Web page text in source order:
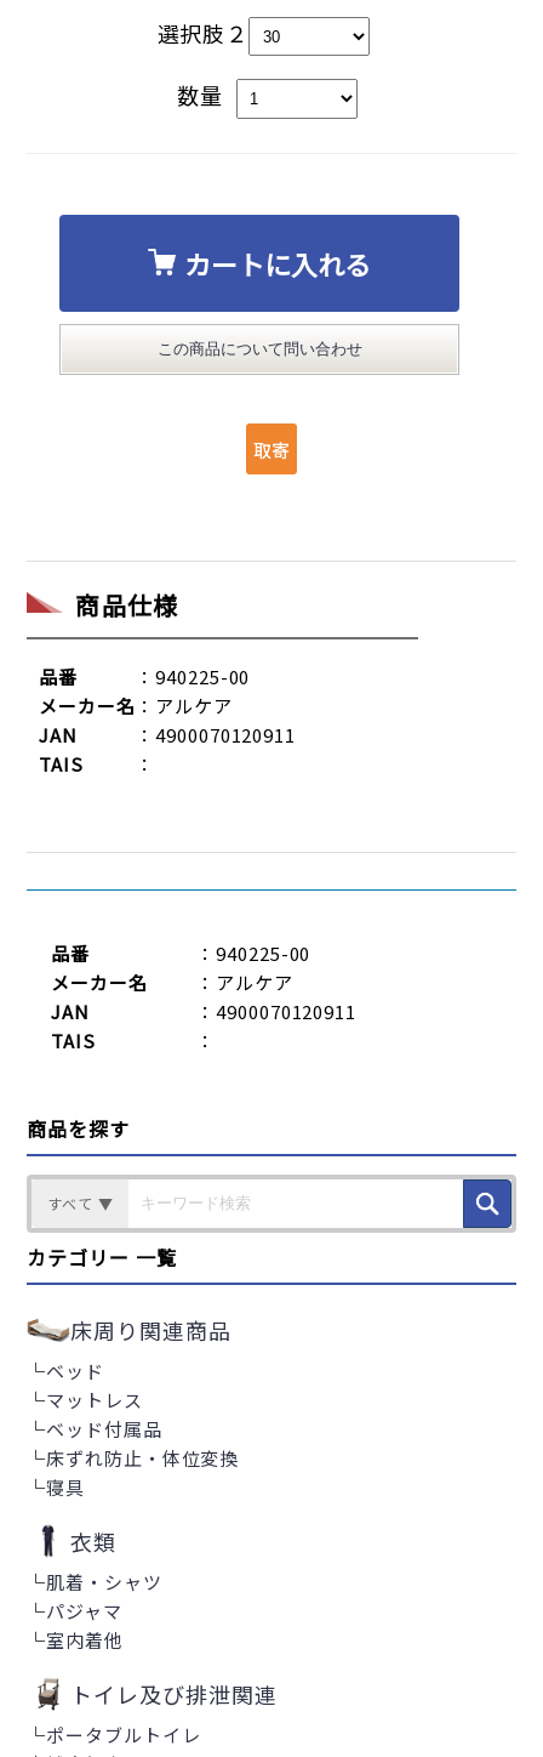
選択肢２
数量
カートに入れる
この商品について問い合わせ
商品仕様
品番
：940225-00
メーカー名 ：アルケア
JAN
：4900070120911
TAIS
：
品番
：940225-00
メーカー名
：アルケア
JAN
：4900070120911
TAIS
：
商品を探す
すべて ▼
カテゴリー 一覧
床周り関連商品
└ベッド
└マットレス
└ベッド付属品
└床ずれ防止・体位変換
└寝具
衣類
└肌着・シャツ
└パジャマ
└室内着他
トイレ及び排泄関連
└ポータブルトイレ